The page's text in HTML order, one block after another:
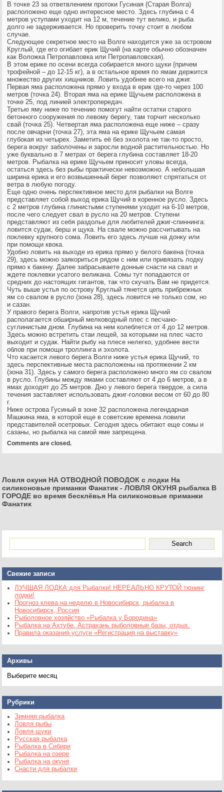
В точке 23 за ответвлением протоки Гусиная (Старая Волга)
расположено еще одно интересное место. Здесь глубина с 4
метров уступами уходит на 12 м, течение тут велико, и рыба
долго не задерживается. Но проверить точку стоит в любом
случае.
Следующее секретное место на Волге находится уже за островом
Круглый, где его огибает ерик Щучий (на карте обычно обозначен
как Воложка Петропавловка или Петропавловская).
В этом ерике по осени всегда собирается много щуки (причем
трофейной – до 12-15 кг), а в остальное время по ямам держится
множество других хищников. Ловить удобнее всего на джиг.
Первая яма расположена прямо у входа в ерик где-то через 100
метров (точка 24). Вторая яма на ерике Щучьем расположена в
точке 25, под линией электропередач.
Третью яму ниже по течению помогут найти остатки старого
бетонного сооружения по левому берегу, там торчит несколько
свай (точка 25). Четвертая яма расположена еще ниже – сразу
после овчарни (точка 27), эта яма на ерике Щучьем самая
глубокая из четырех. Заметить её без эхолота не так-то просто,
берега вокруг заболочены и заросли водной растительностью. Но
уже буквально в 7 метрах от берега глубина составляет 18-20
метров. Рыбалка на ерике Щучьем приносит уловы всегда,
остаться здесь без рыбы практически невозможно. А небольшая
ширина ерика и его возвышенный берег позволяют спрятаться от
ветра в любую погоду.
Еще одно очень перспективное место для рыбалки на Волге
представляет собой выход ерика Щучий в коренное русло. Здесь
с 2 метров глубина глинистыми ступенями уходит на 6-10 метров,
после чего следует свал в русло на 20 метров. Ступени
представляют из себя раздолье для любителей джиг-спиннинга:
ловится судак, берш и щука. На свале можно рассчитывать на
поклевку крупного сома. Ловить его здесь лучше на донку или
при помощи квока.
Удобно ловить на выходе из ерика прямо у белого бакена (точка
29), здесь можно заякориться рядом с ним или привязать лодку
прямо к бакену. Далее забрасываете донные снасти на свал и
ждете поклевки усатого великана. Сомы тут попадаются от
средних до настоящих гигантов, так что скучать Вам не придется.
Чуть выше устья по острову Круглый тянется цепь прибрежных
ям со свалом в русло (зона 28), здесь ловится не только сом, но
и сазан.
У правого берега Волги, напротив устья ерика Щучий
располагается обширный мелководный плес с песчано-
суглинистым дном. Глубина на нем колеблется от 4 до 12 метров.
Здесь можно встретить стаи лещей, за которыми на плес часто
выходит и судак. Найти рыбу на плесе нелегко, удобнее вести
облов при помощи троллинга и эхолота.
Что касается левого берега Волги ниже устья ерика Щучий, то
здесь перспективные места расположены на протяжении 2 км
(зона 31). Здесь у самого берега расположено много ям со свалом
в русло. Глубины между ямами составляют от 4 до 6 метров, а в
ямах доходят до 25 метров. Дно у левого берега твердое, а сила
течения заставляет использовать джиг-головки весом от 60 до 80
г.
Ниже острова Гусиный в зоне 32 расположена легендарная
Машкина яма, в которой еще в советские времена ловили
представителей осетровых. Сегодня здесь обитают еще сомы и
сазаны, но рыбалка на самой яме запрещена.
Comments are closed.
Ловля окуня НА ОТВОДНОЙ ПОВОДОК с лодки На
силиконовые приманки Фанатик -ЛОВЛЯ ОКУНЯ рыбалка В
ГОРОДЕ во время бесклёвья На силиконовые приманки
Фанатик
Свежие записи
ЛУЧШАЯ ЛОДКА для Рыбалки! НЕРЕАЛЬНО КРУТОЙ тюнинг
лодки!
Прогноз клева на неделю в Новосибирск, рыбалка в
Новосибирск, Россия
Рыболовное хозяйство «Рыбалка у Бородина»
Рыбалка на Ахтубе. Астрахань рыболовные базы, отдых.
Правила оказания услуги «Регистрация на выставку»
Архивы
Архивы
Рубрики
Зимняя рыбалка
Ловля рыбы
Ловля щуки
Русская рыбалка
Рыбалка в Сибири
Рыбалка на озере
Рыбалка на окуня
Снасти для рыбалки